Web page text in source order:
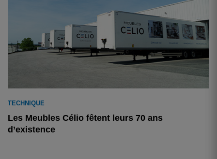
TECHNIQUE
Les Meubles Célio fêtent leurs 70 ans
d’existence